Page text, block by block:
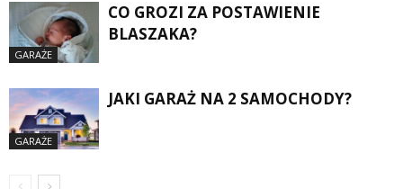
GARAŻE
CO GROZI ZA POSTAWIENIE
BLASZAKA?
GARAŻE
JAKI GARAŻ NA 2 SAMOCHODY?